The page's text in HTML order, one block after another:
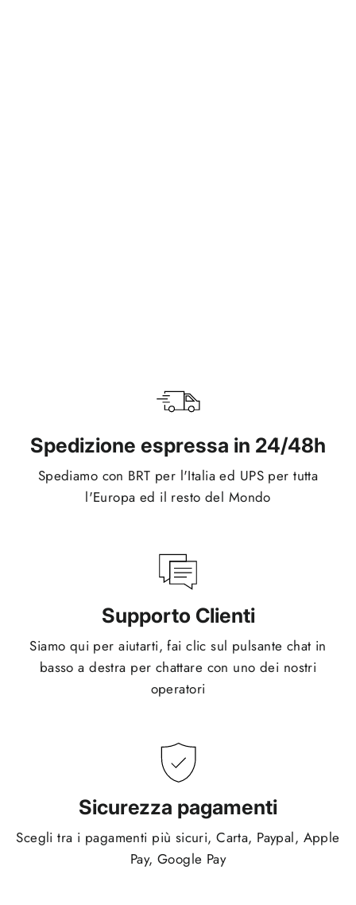
Spedizione espressa in 24/48h
Spediamo con BRT per l'Italia ed UPS per tutta
l'Europa ed il resto del Mondo
Supporto Clienti
Siamo qui per aiutarti, fai clic sul pulsante chat in
basso a destra per chattare con uno dei nostri
operatori
Sicurezza pagamenti
Scegli tra i pagamenti più sicuri, Carta, Paypal, Apple
Pay, Google Pay